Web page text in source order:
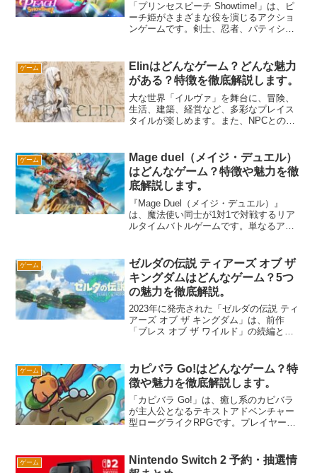
「プリンセスピーチ Showtime!」は、ピ
ーチ姫がさまざまな役を演じるアクショ
ンゲームです。剣士、忍者、パティシエ
イルが変わります。ゲームの舞台は劇場
で、演劇の進行に合わせてステージをク
リアしていく形になります。ピーチ姫の
表情や衣装も魅力的で、ファンにはたま
らない要素が盛りだくさんです。
ゲーム
Elinはどんなゲーム？どんな魅力
がある？特徴を徹底解説します。
大な世界「イルヴァ」を舞台に、冒険、
生活、建築、経営など、多彩なプレイス
タイルが楽しめます。また、NPCとの交
なUIも備え、初心者から熟練プレイヤー
まで満足できる内容です。
ゲーム
Mage duel（メイジ・デュエル）
はどんなゲーム？特徴や魅力を徹
底解説します。
『Mage Duel（メイジ・デュエル）』
は、魔法使い同士が1対1で対戦するリア
ルタイムバトルゲームです。単なるアク
駆使し、自分だけの戦術を構築できるカ
スタマイズ性や、競技性の高いオンライ
ン対戦も魅力の一つ。美麗なグラフィッ
クと世界観に没入しながら、最強のメイ
ジを目指しましょう！
ゲーム
ゼルダの伝説 ティアーズ オブ ザ
キングダムはどんなゲーム？5つ
の魅力を徹底解説。
2023年に発売された「ゼルダの伝説 ティ
アーズ オブ ザ キングダム」は、前作
「ブレス オブ ザ ワイルド」の続編とし
す。リンクの新たな能力「ウルトラハン
ド」と「スクラビルド」により、自由度
の高いクラフト要素や多様な謎解きが可
能に。ストーリーも発展し、仲間との絆
や長く遊べる要素が満載です。
ゲーム
カピバラ Go!はどんなゲーム？特
徴や魅力を徹底解説します。
「カピバラ Go!」は、癒し系のカピバラ
が主人公となるテキストアドベンチャー
型ローグライクRPGです。プレイヤーは
ストに挑戦します。高い自由度を誇るス
キルビルド、装備やペットの育成、リプ
ゲーム
Nintendo Switch 2 予約・抽選情